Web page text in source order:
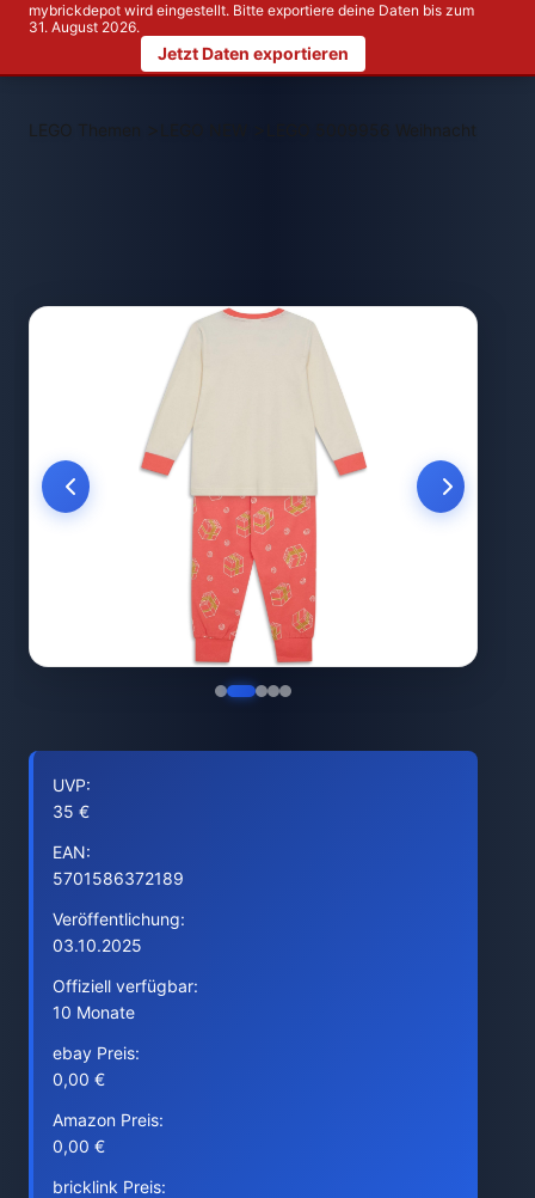
mybrickdepot wird eingestellt. Bitte exportiere deine Daten bis zum
31. August 2026.
Jetzt Daten exportieren
LEGO Themen > LEGO 5009956
UVP:
35 €
EAN:
5701586372189
Veröffentlichung:
03.10.2025
Offiziell verfügbar:
10 Monate
ebay Preis:
0,00 €
Amazon Preis:
0,00 €
bricklink Preis: